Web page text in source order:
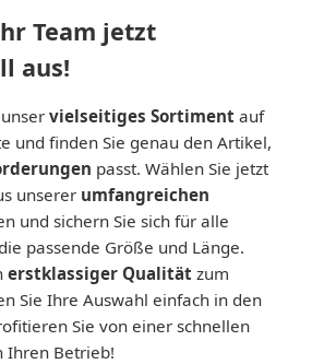
Team jetzt
aus!
vielseitiges Sortiment auf
und finden Sie genau den Artikel,
passt. Wählen Sie jetzt
unserer umfangreichen
und sichern Sie sich für alle
passende Größe und Länge.
erstklassiger Qualität zum
Sie Ihre Auswahl einfach in den
Sie von einer schnellen
Ihren Betrieb!